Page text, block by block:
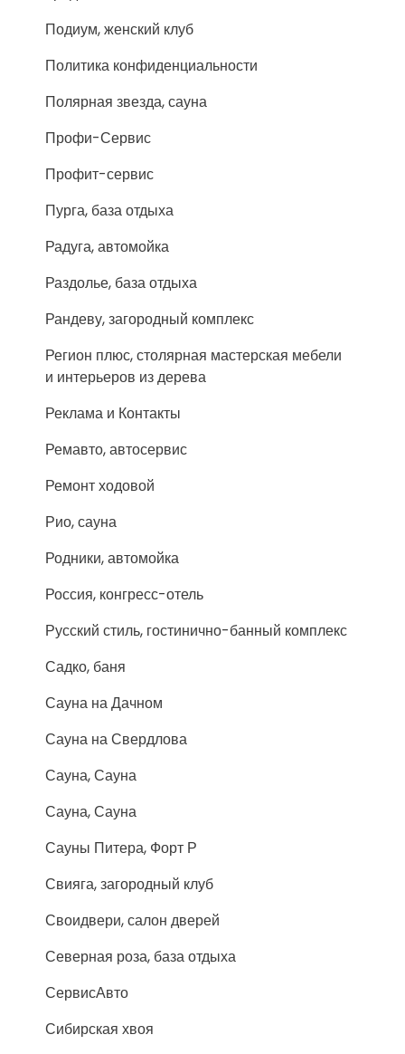
Подиум, женский клуб
Политика конфиденциальности
Полярная звезда, сауна
Профи-Сервис
Профит-сервис
Пурга, база отдыха
Радуга, автомойка
Раздолье, база отдыха
Рандеву, загородный комплекс
Регион плюс, столярная мастерская мебели
и интерьеров из дерева
Реклама и Контакты
Ремавто, автосервис
Ремонт ходовой
Рио, сауна
Родники, автомойка
Россия, конгресс-отель
Русский стиль, гостинично-банный комплекс
Садко, баня
Сауна на Дачном
Сауна на Свердлова
Сауна, Сауна
Сауна, Сауна
Сауны Питера, Форт Р
Свияга, загородный клуб
Своидвери, салон дверей
Северная роза, база отдыха
СервисАвто
Сибирская хвоя